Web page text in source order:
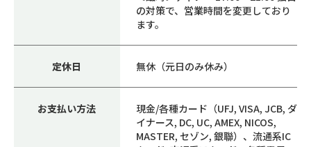
の対策で、営業時間を変更しており
ます。
定休日 無休（元日のみ休み）
お支払い方法
現金/各種カード（UFJ, VISA, JCB, ダ
イナース, DC, UC, AMEX, NICOS,
MASTER, セゾン, 銀聯）、流通系IC